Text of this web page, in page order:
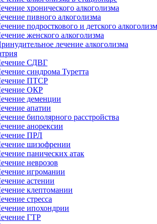
хронического алкоголизма
пивного алкоголизма
подросткового и детского
женского алкоголизма
лечение алкоголизма
СДВГ
синдрома Туретта
ПТСР
ОКР
деменции
апатии
биполярного расстройства
анорексии
ПРЛ
шизофрении
панических атак
неврозов
игромании
астении
клептомании
стресса
ипохондрии
ГТР